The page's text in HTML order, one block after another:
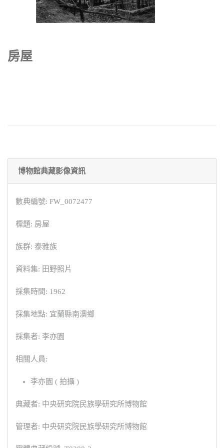
房屋
博物館典藏影像資訊
數典編號: FW_0072477
標題: 房屋
族群: 泰雅族
資料集: 田野照片
採集時間: 1962
採集地點: 宜蘭縣南澳鄉
採集者: 李亦園
相關人員:
李亦園 ( 拍攝 )
典藏者: 中央研究院民族學研究所博物館
管理者: 中央研究院民族學研究所博物館